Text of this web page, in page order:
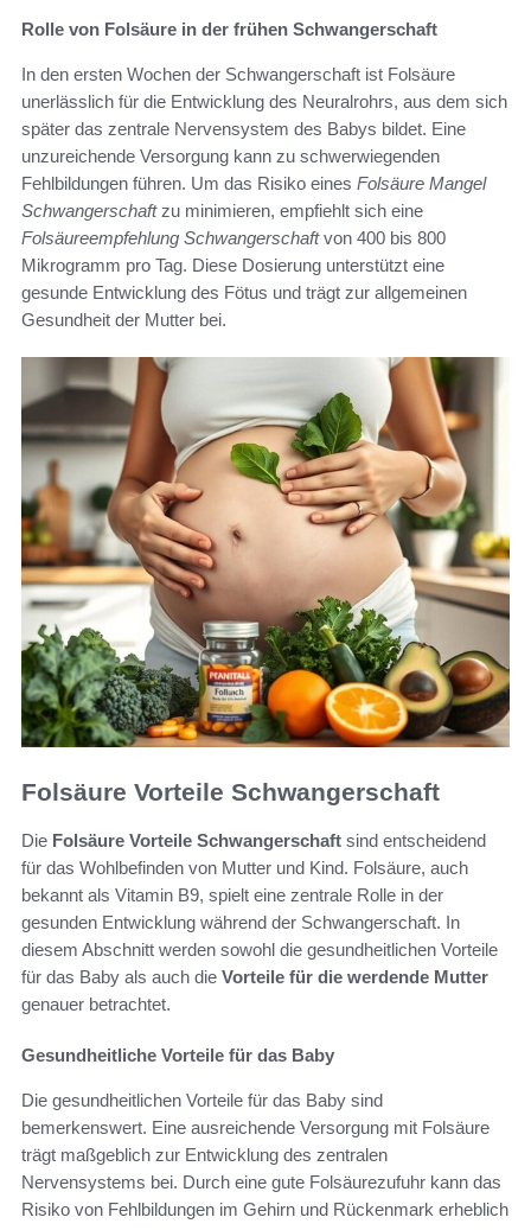
Rolle von Folsäure in der frühen Schwangerschaft
In den ersten Wochen der Schwangerschaft ist Folsäure
unerlässlich für die Entwicklung des Neuralrohrs, aus dem sich
später das zentrale Nervensystem des Babys bildet. Eine
unzureichende Versorgung kann zu schwerwiegenden
Fehlbildungen führen. Um das Risiko eines Folsäure Mangel
Schwangerschaftzu minimieren, empfiehlt sich eine
Folsäureempfehlung Schwangerschaftvon 400 bis 800
Mikrogramm pro Tag. Diese Dosierung unterstützt eine
gesunde Entwicklung des Fötus und trägt zur allgemeinen
Gesundheit der Mutter bei.
Folsäure Vorteile Schwangerschaft
Die Folsäure Vorteile Schwangerschaft sind entscheidend
für das Wohlbefinden von Mutter und Kind. Folsäure, auch
bekannt als Vitamin B9, spielt eine zentrale Rolle in der
gesunden Entwicklung während der Schwangerschaft. In
diesem Abschnitt werden sowohl die gesundheitlichen Vorteile
für das Baby als auch die Vorteile für die werdende Mutter
genauer betrachtet.
Gesundheitliche Vorteile für das Baby
Die gesundheitlichen Vorteile für das Baby sind
bemerkenswert. Eine ausreichende Versorgung mit Folsäure
trägt maßgeblich zur Entwicklung des zentralen
Nervensystems bei. Durch eine gute Folsäurezufuhr kann das
Risiko von Fehlbildungen im Gehirn und Rückenmark erheblich